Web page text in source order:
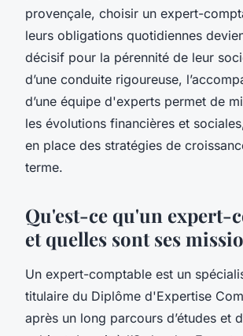
provençale, choisir un expert-
leurs obligations quotidiennes
décisif pour la pérennité de leur
d’une conduite rigoureuse,
d’une équipe d'experts permet de
les évolutions financières et
en place des stratégies de
terme.
Qu'est-ce qu'un expert-
et quelles sont ses
Un expert-comptable est un
titulaire du Diplôme d'Expertise
après un long parcours d’études et